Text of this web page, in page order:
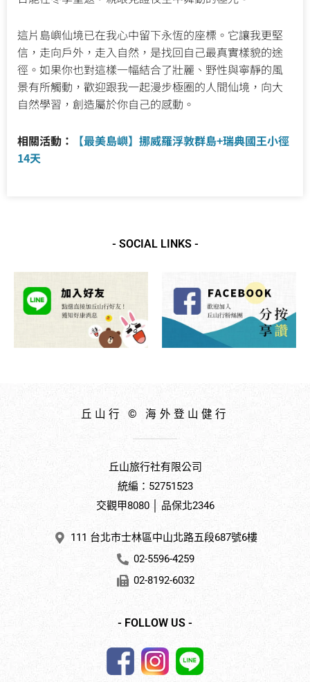
這片島嶼仙境已在我心中留下永恆的座標。它讓我更堅
信，走向戶外，走入自然，是找回自己最真實樣貌的途
徑。如果你也對這樣一幅結合了壯麗、野性與寧靜的風
景有所觸動，歡迎跟我一起漫步極圈的人間仙境，向大
自然學習，創造屬於你自己的感動。
相關活動：
【最美島嶼】挪威羅浮敦群島+瑞典國王小徑
14天
- SOCIAL LINKS -
丘山行 © 海外登山健行
丘山旅行社有限公司
統編：52751523
交觀甲8080 │ 品保北2346
111 台北市士林區中山北路五段687號6樓
02-5596-4259
02-8192-6032
- FOLLOW US -